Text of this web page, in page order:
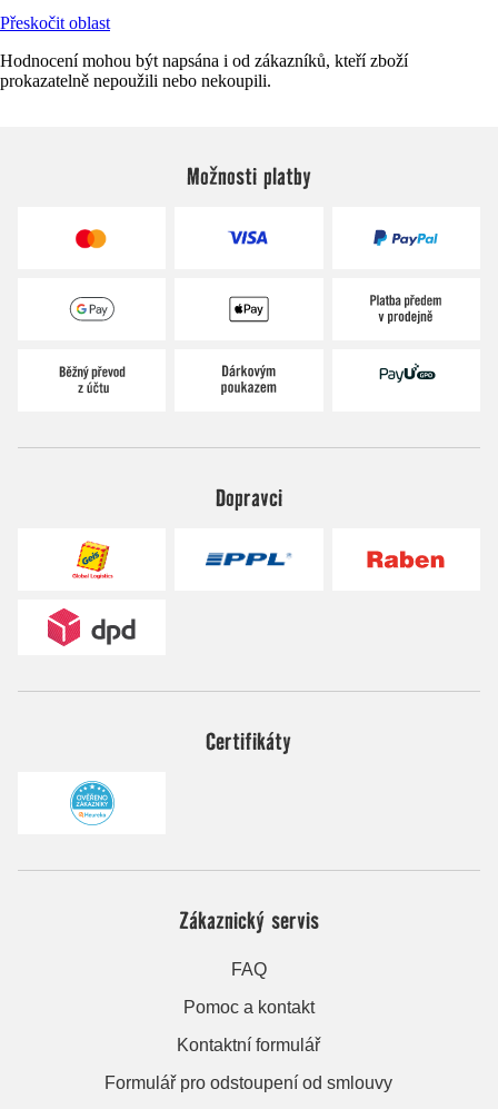
Přeskočit oblast
Hodnocení mohou být napsána i od zákazníků, kteří zboží
prokazatelně nepoužili nebo nekoupili.
Možnosti platby
Dopravci
Certifikáty
Zákaznický servis
FAQ
Pomoc a kontakt
Kontaktní formulář
Formulář pro odstoupení od smlouvy